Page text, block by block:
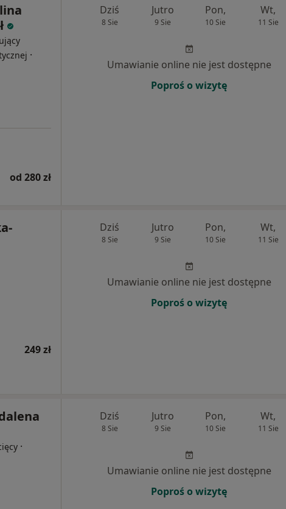
·
od 280 zł
Dziś
8 Sie
Jutro
9 Sie
Pon,
10 Sie
Wt,
11 Sie
Umawianie online nie jest dostępne
Poproś o wizytę
249 zł
Dziś
8 Sie
Jutro
9 Sie
Pon,
10 Sie
Wt,
11 Sie
Umawianie online nie jest dostępne
Poproś o wizytę
·
Dziś
8 Sie
Jutro
9 Sie
Pon,
10 Sie
Wt,
11 Sie
Umawianie online nie jest dostępne
Poproś o wizytę